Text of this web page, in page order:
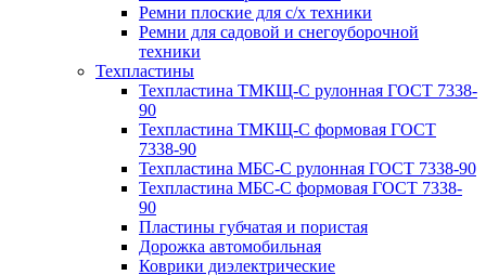
Ремни плоские для с/х техники
Ремни для садовой и снегоуборочной
техники
Техпластины
Техпластина ТМКЩ-С рулонная ГОСТ 7338-
90
Техпластина ТМКЩ-С формовая ГОСТ
7338-90
Техпластина МБС-С рулонная ГОСТ 7338-90
Техпластина МБС-С формовая ГОСТ 7338-
90
Пластины губчатая и пористая
Дорожка автомобильная
Коврики диэлектрические